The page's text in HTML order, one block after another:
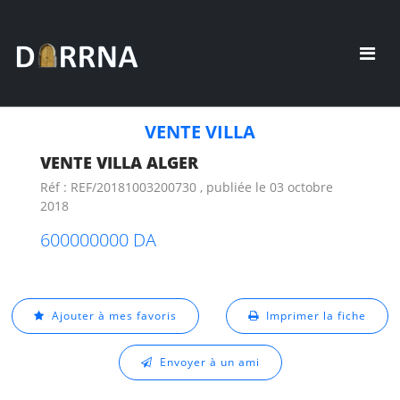
VENTE VILLA
VENTE VILLA ALGER
Réf : REF/20181003200730 , publiée le 03 octobre
2018
600000000 DA
Ajouter à mes favoris Imprimer la fiche
Envoyer à un ami